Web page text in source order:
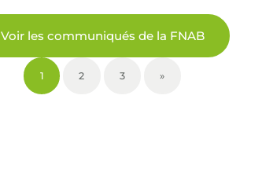
Voir les communiqués de la FNAB
1 2 3 »